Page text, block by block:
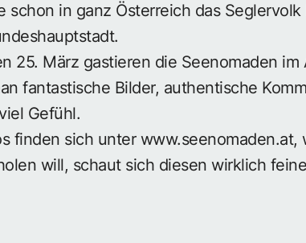
schon in ganz Österreich das
25. März gastieren die Seenomaden im
fantastische Bilder, authentische
Gefühl.
finden sich unter www.seenomaden.at,
will, schaut sich diesen wirklich